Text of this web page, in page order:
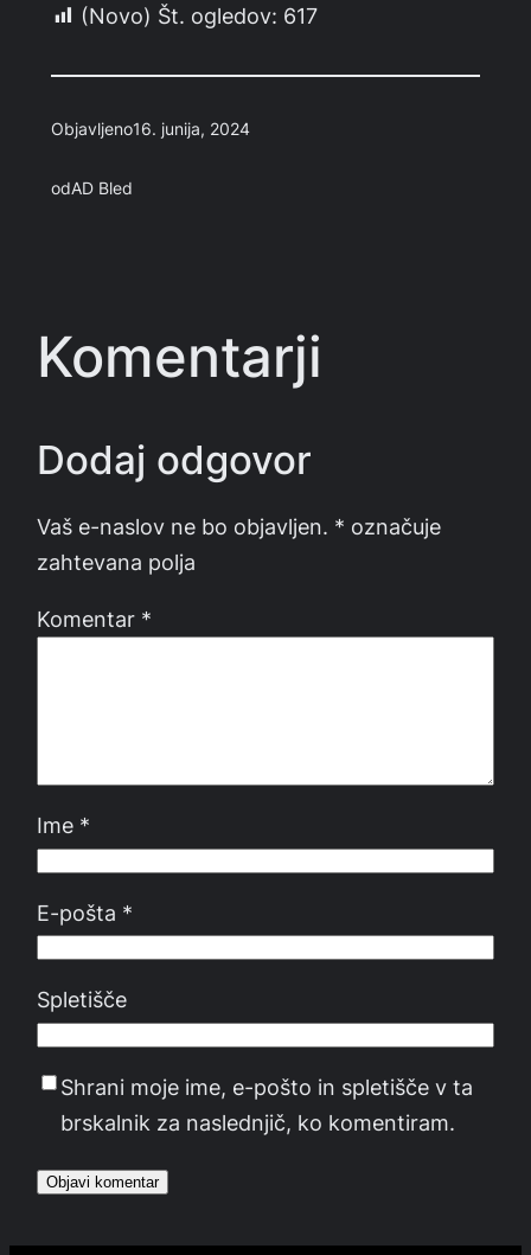
(Novo) Št. ogledov: 617
Objavljeno16. junija, 2024
odAD Bled
Komentarji
Dodaj odgovor
Vaš e-naslov ne bo objavljen. * označuje
zahtevana polja
Komentar *
Ime *
E-pošta *
Spletišče
Shrani moje ime, e-pošto in spletišče v ta
brskalnik za naslednjič, ko komentiram.